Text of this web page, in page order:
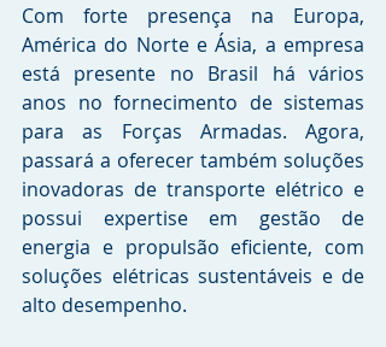
Com forte presença na Europa,
América do Norte e Ásia, a empresa
está presente no Brasil há vários
anos no fornecimento de sistemas
para as Forças Armadas. Agora,
passará a oferecer também soluções
inovadoras de transporte elétrico e
possui expertise em gestão de
energia e propulsão eficiente, com
soluções elétricas sustentáveis e de
alto desempenho.